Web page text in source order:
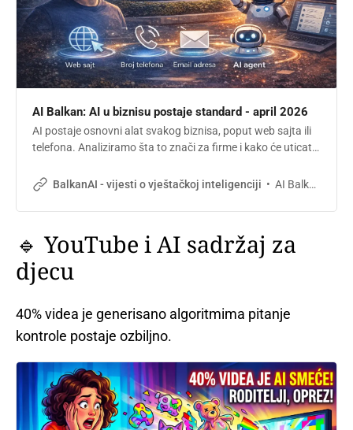
AI Balkan: AI u biznisu postaje standard - april 2026
AI postaje osnovni alat svakog biznisa, poput web sajta ili
telefona. Analiziramo šta to znači za firme i kako će uticati
BalkanAI - vijesti o vještačkoj inteligenciji
AI Balkan
🔹 YouTube i AI sadržaj za
djecu
40% videa je generisano algoritmima pitanje
kontrole postaje ozbiljno.